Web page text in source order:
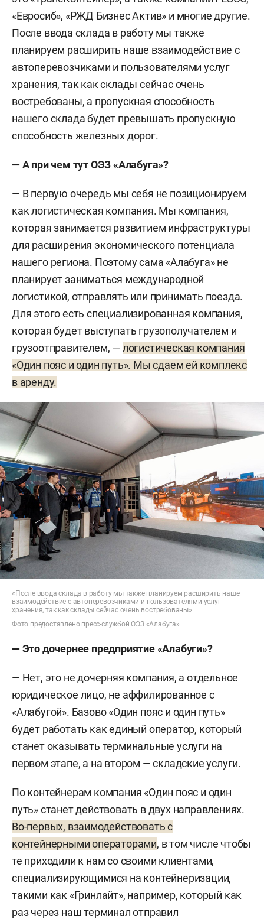
«Евросиб», «РЖД Бизнес Актив» и многие другие.
После ввода склада в работу мы также
планируем расширить наше взаимодействие с
автоперевозчиками и пользователями услуг
хранения, так как склады сейчас очень
востребованы, а пропускная способность
нашего склада будет превышать пропускную
способность железных дорог.
— А при чем тут ОЭЗ «Алабуга»?
— В первую очередь мы себя не позиционируем
как логистическая компания. Мы компания,
которая занимается развитием инфраструктуры
для расширения экономического потенциала
нашего региона. Поэтому сама «Алабуга» не
планирует заниматься международной
логистикой, отправлять или принимать поезда.
Для этого есть специализированная компания,
которая будет выступать грузополучателем и
грузоотправителем, — логистическая компания
«Один пояс и один путь». Мы сдаем ей комплекс
в аренду.
«После ввода склада в работу мы также планируем расширить наше
взаимодействие с автоперевозчиками и пользователями услуг
хранения, так как склады сейчас очень востребованы»
Фото предоставлено пресс-службой ОЭЗ «Алабуга»
— Это дочернее предприятие «Алабуги»?
— Нет, это не дочерняя компания, а отдельное
юридическое лицо, не аффилированное с
«Алабугой». Базово «Один пояс и один путь»
будет работать как единый оператор, который
станет оказывать терминальные услуги на
первом этапе, а на втором — складские услуги.
По контейнерам компания «Один пояс и один
путь» станет действовать в двух направлениях.
Во-первых, взаимодействовать с
контейнерными операторами, в том числе чтобы
те приходили к нам со своими клиентами,
специализирующимися на контейнеризации,
такими как «Гринлайт», например, который как
раз через наш терминал отправил